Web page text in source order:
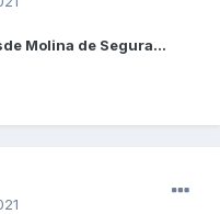
Molina de Segura...